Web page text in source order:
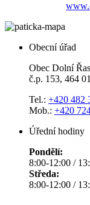
Obecní úřad
Obec Dolní
č.p. 153, 464
Tel.: +420 482
Mob.: +420
Úřední hodiny
Pondělí:
8:00-12:00 /
Středa:
8:00-12:00 /